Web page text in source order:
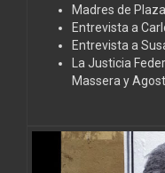
Madres de
Entrevista a
Entrevista a
La Justicia
Massera y